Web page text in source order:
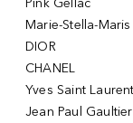
Pink Gellac
Marie-Stella-Maris
DIOR
CHANEL
Yves Saint Laurent
Jean Paul Gaultier